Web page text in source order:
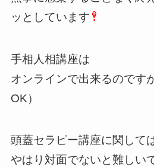
ッとしています
手相人相講座は
オンラインで出来るのです
OK）
頭蓋セラピー講座に関して
やはり対面でないと難しい